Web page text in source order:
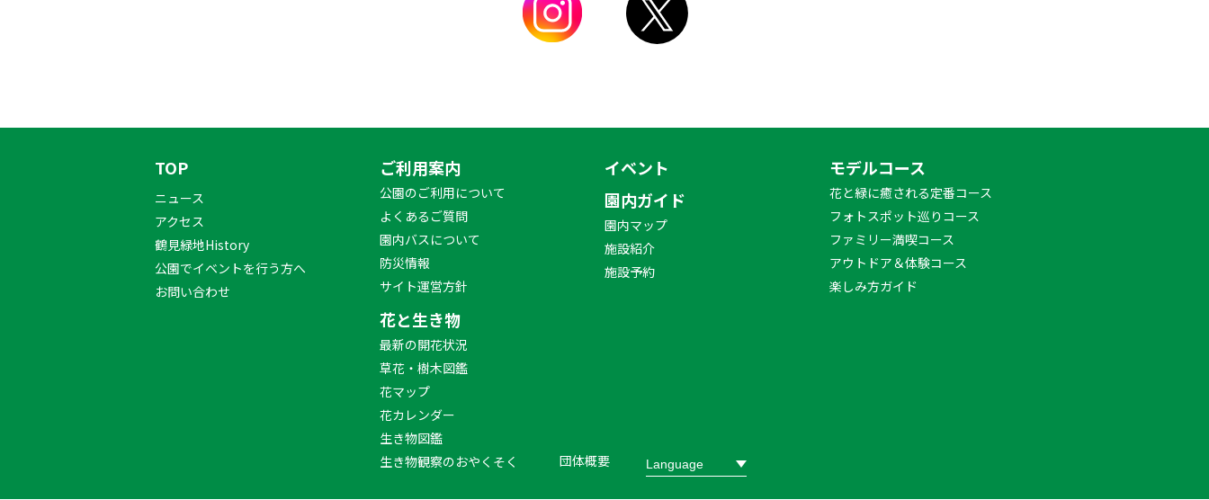
TOP
ニュース
アクセス
鶴見緑地History
公園でイベントを行う方へ
お問い合わせ
ご利用案内
公園のご利用について
よくあるご質問
園内バスについて
防災情報
サイト運営方針
花と生き物
最新の開花状況
草花・樹木図鑑
花マップ
花カレンダー
生き物図鑑
生き物観察のおやくそく
イベント
園内ガイド
園内マップ
施設紹介
施設予約
モデルコース
花と緑に癒される定番コース
フォトスポット巡りコース
ファミリー満喫コース
アウトドア＆体験コース
楽しみ方ガイド
団体概要